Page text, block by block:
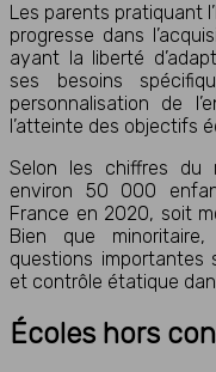
Les parents pratiquant
progresse dans
ayant la liberté
ses besoins
personnalisation de
l’atteinte des objectifs
Selon les chiffres du
environ 50 000
France en 2020, soit
Bien que
questions importantes
et contrôle étatique
Écoles hors